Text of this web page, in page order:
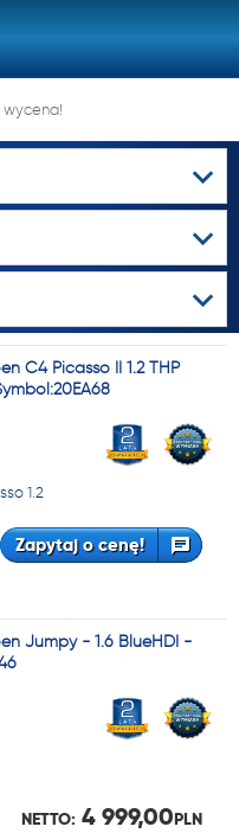
wycena!
C4 Picasso II 1.2 THP
1.2
Zapytaj o cenę!
Jumpy - 1.6 BlueHDI -
NETTO: 4 999,00PLN